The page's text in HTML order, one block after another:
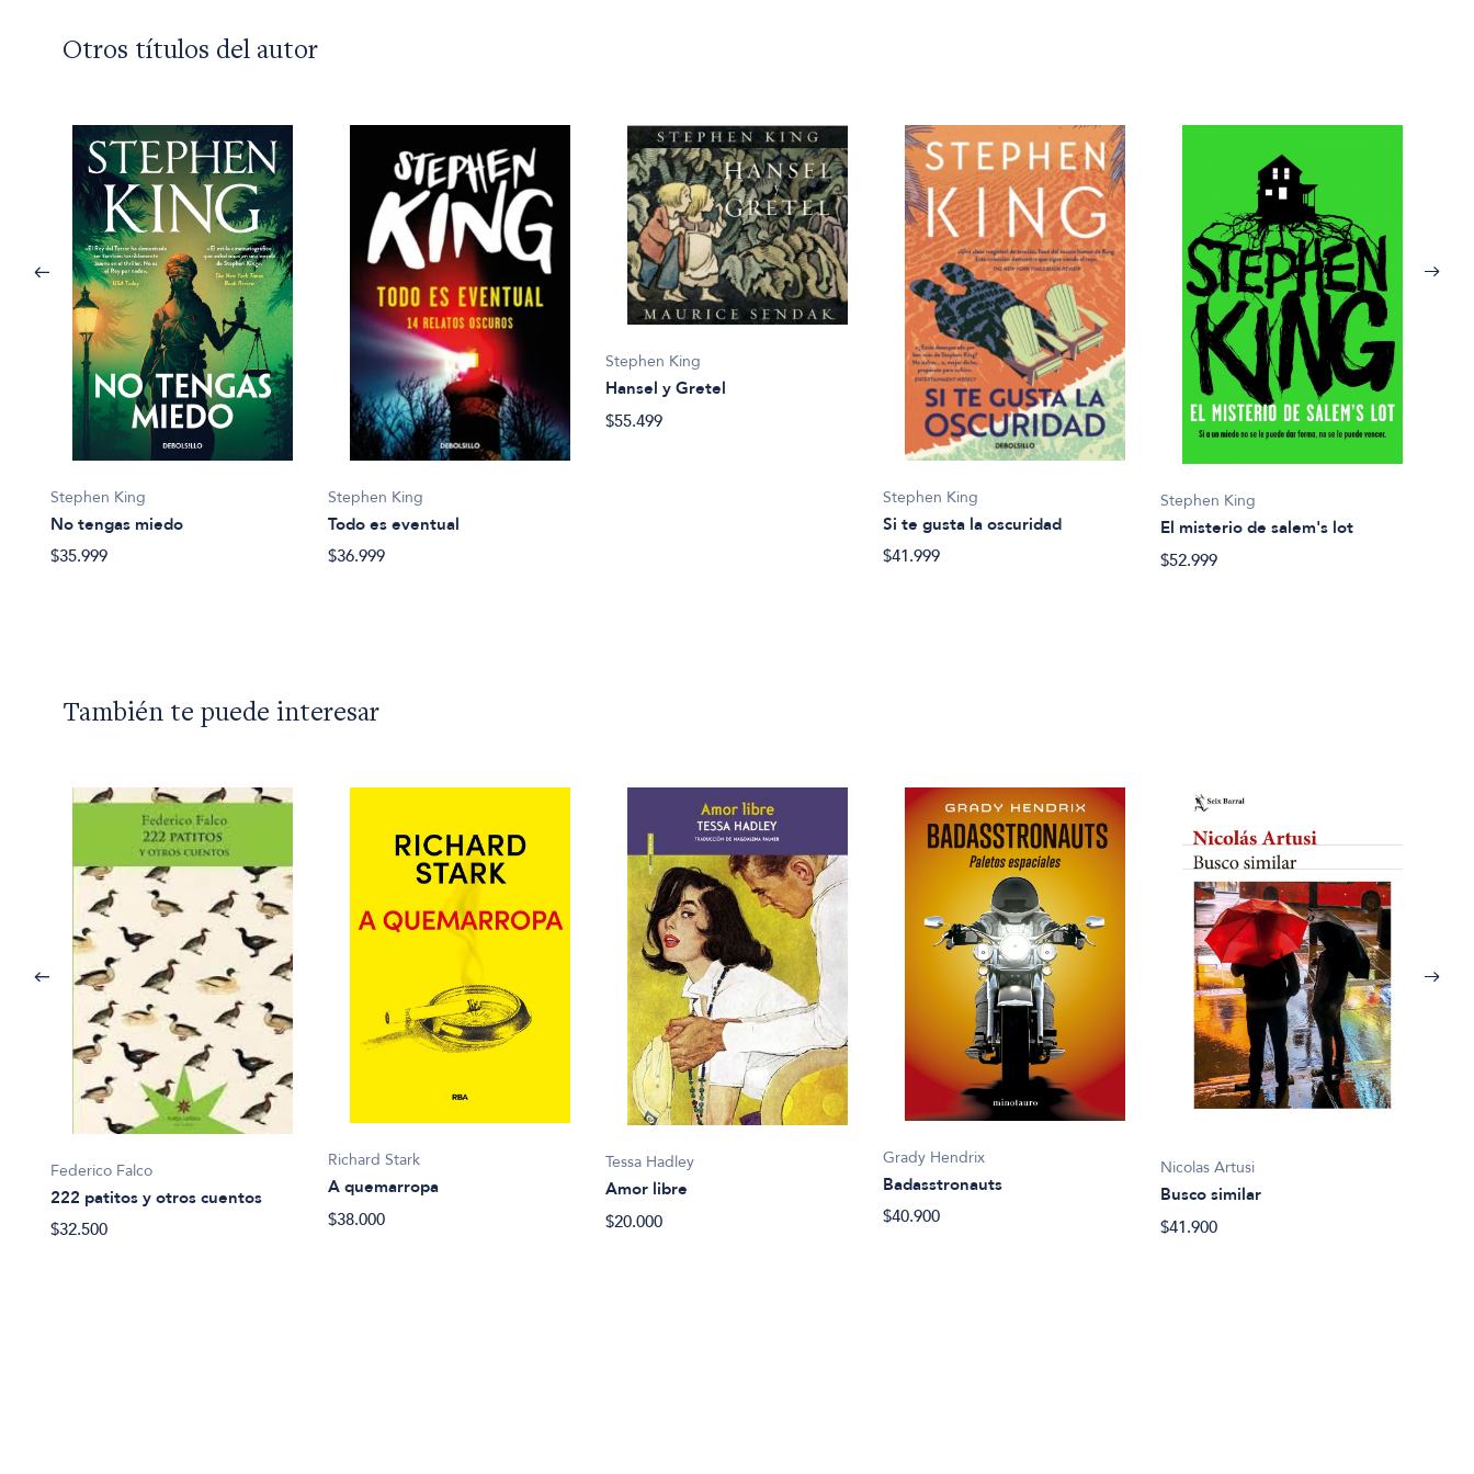
Otros títulos del autor
Stephen King
No tengas miedo
$35.999
Stephen King
Todo es eventual
$36.999
Stephen King
Hansel y Gretel
$55.499
Stephen King
Si te gusta la oscuridad
$41.999
Stephen King
El misterio de salem's lot
$52.999
También te puede interesar
Federico Falco
222 patitos y otros cuentos
$32.500
Richard Stark
A quemarropa
$38.000
Tessa Hadley
Amor libre
$20.000
Grady Hendrix
Badasstronauts
$40.900
Nicolas Artusi
Busco similar
$41.900